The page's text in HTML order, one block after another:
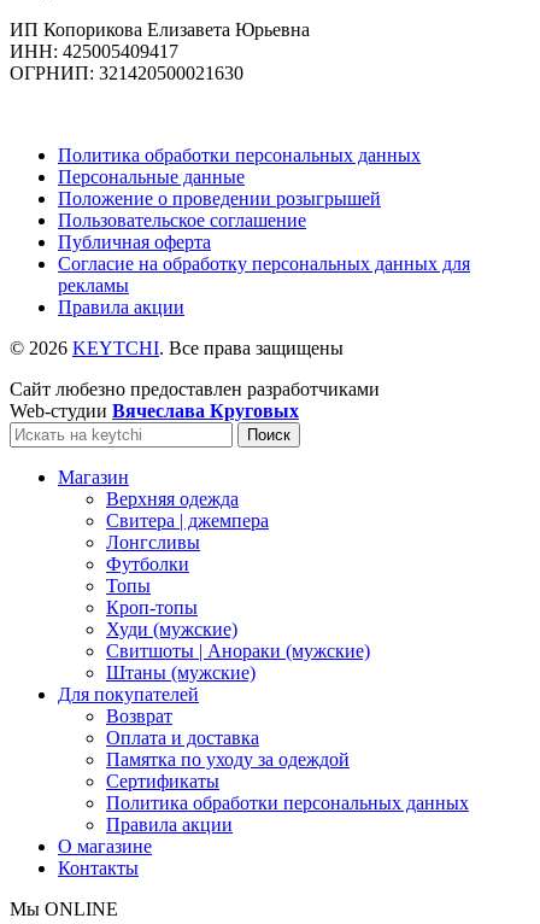
ИП Копорикова Елизавета Юрьевна
ИНН: 425005409417
ОГРНИП: 321420500021630
Политика обработки персональных данных
Персональные данные
Положение о проведении розыгрышей
Пользовательское соглашение
Публичная оферта
Согласие на обработку персональных данных для
рекламы
Правила акции
© 2026 KEYTCHI. Все права защищены
Сайт любезно предоставлен разработчиками
Web-студии Вячеслава Круговых
Поиск
Магазин
Верхняя одежда
Свитера | джемпера
Лонгсливы
Футболки
Топы
Кроп-топы
Худи (мужские)
Свитшоты | Анораки (мужские)
Штаны (мужские)
Для покупателей
Возврат
Оплата и доставка
Памятка по уходу за одеждой
Сертификаты
Политика обработки персональных данных
Правила акции
О магазине
Контакты
Мы ONLINE